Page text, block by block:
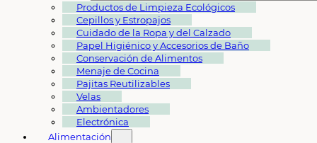
Productos de Limpieza Ecológicos
Cepillos y Estropajos
Cuidado de la Ropa y del Calzado
Papel Higiénico y Accesorios de Baño
Conservación de Alimentos
Menaje de Cocina
Pajitas Reutilizables
Velas
Ambientadores
Electrónica
Alimentación